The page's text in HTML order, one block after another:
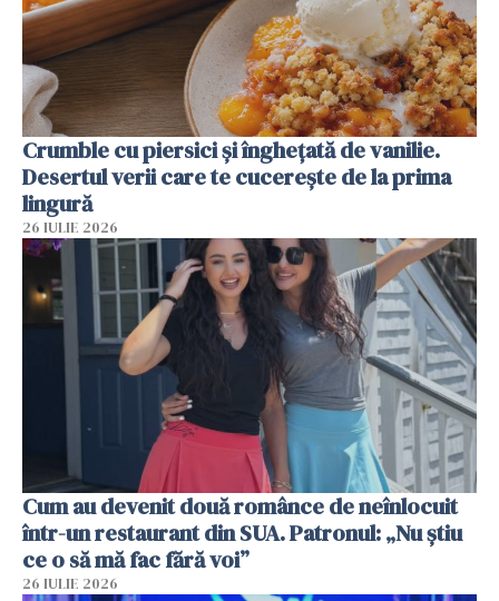
Crumble cu piersici și înghețată de vanilie.
Desertul verii care te cucerește de la prima
lingură
26 IULIE 2026
Cum au devenit două românce de neînlocuit
într-un restaurant din SUA. Patronul: „Nu știu
ce o să mă fac fără voi”
26 IULIE 2026